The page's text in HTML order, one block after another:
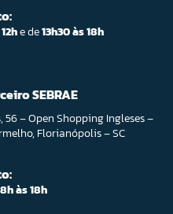
e de13h30 às 18h
SEBRAE
56 – Open Shopping Ingleses –
Florianópolis – SC
8h às 18h